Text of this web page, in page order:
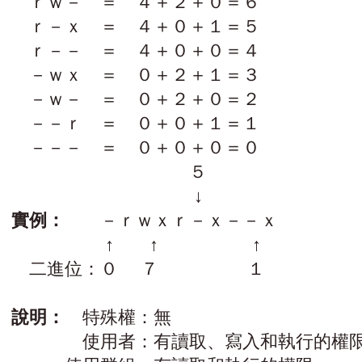
ｒ－ｘ ＝ ４＋０＋１＝５
ｒ－－ ＝ ４＋０＋０＝４
－ｗｘ ＝ ０＋２＋１＝３
－ｗ－ ＝ ０＋２＋０＝２
－－ｒ ＝ ０＋０＋１＝１
－－－ ＝ ０＋０＋０＝０
５
↓
實例：
－ｒｗｘｒ－ｘ－－ｘ
↑ ↑ ↑
二進位：０ ７ １
說明：
特殊權：無
使用者：有讀取、寫入和執行的權